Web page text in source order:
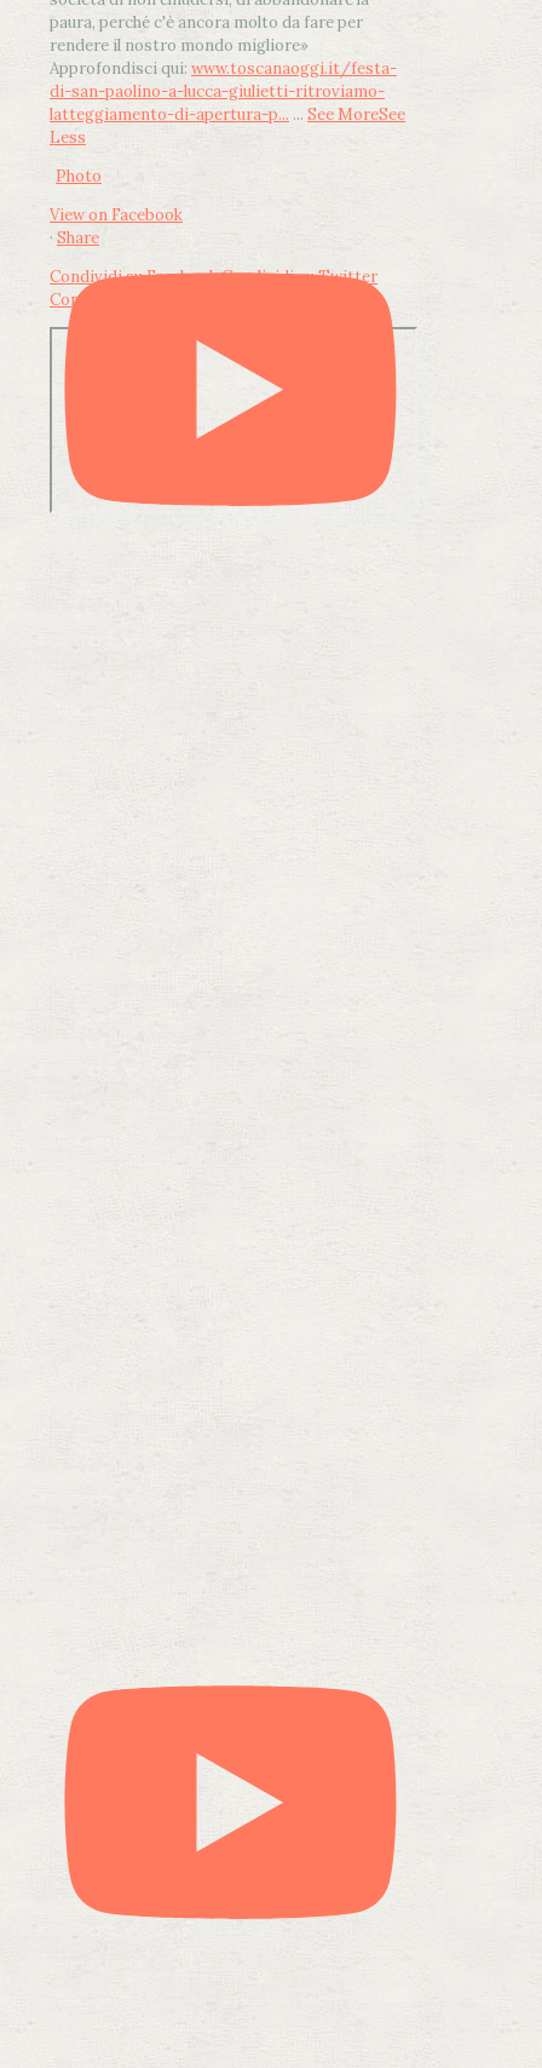
paura, perché c'è ancora molto da fare per
rendere il nostro mondo migliore»
Approfondisci qui: www.toscanaoggi.it/festa-
di-san-paolino-a-lucca-giulietti-ritroviamo-
latteggiamento-di-apertura-p... ... See MoreSee
Less
Photo
View on Facebook
· Share
Condividi su FacebookCondividi su Twitter
Condividi su LinkedIn